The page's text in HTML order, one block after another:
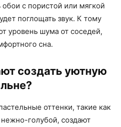
с пористой или мягкой
поглощать звук. К тому
уровень шума от соседей,
сна.
создать уютную
оттенки, такие как
голубой, создают